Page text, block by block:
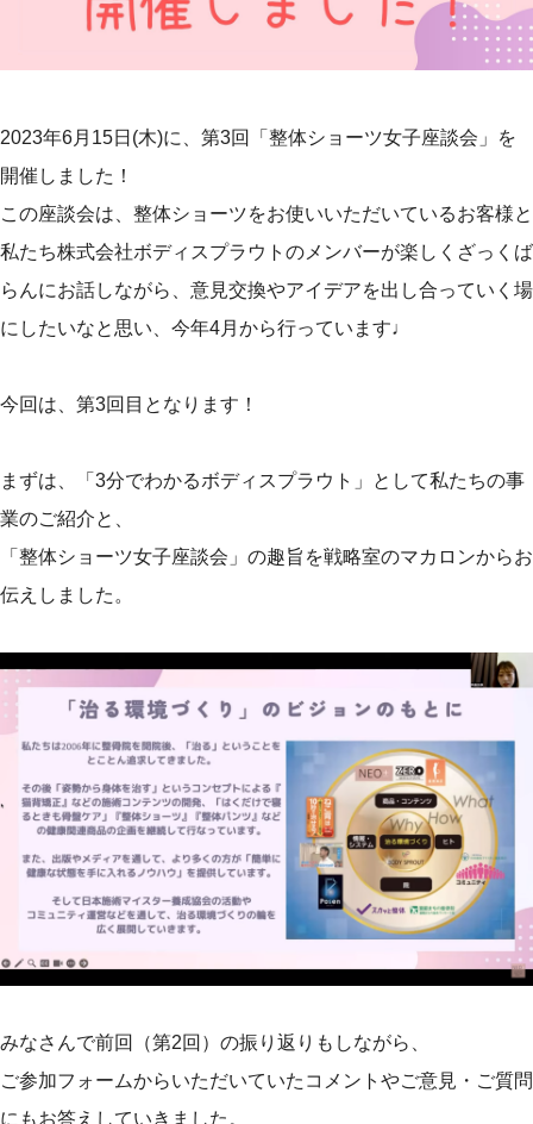
2023年6月15日(木)に、第3回「整体ショーツ女子座談会」を
開催しました！
この座談会は、整体ショーツをお使いいただいているお客様と
私たち株式会社ボディスプラウトのメンバーが楽しくざっくば
らんにお話しながら、意見交換やアイデアを出し合っていく場
にしたいなと思い、今年4月から行っています♩
今回は、第3回目となります！
まずは、「3分でわかるボディスプラウト」として私たちの事
業のご紹介と、
「整体ショーツ女子座談会」の趣旨を戦略室のマカロンからお
伝えしました。
みなさんで前回（第2回）の振り返りもしながら、
ご参加フォームからいただいていたコメントやご意見・ご質問
にもお答えしていきました。